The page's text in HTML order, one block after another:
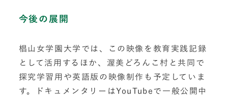
今後の展開
椙山女学園大学では、この映像を教育実践記録
として活用するほか、渥美どろんこ村と共同で
探究学習用や英語版の映像制作も予定していま
す。ドキュメンタリーはYouTubeで一般公開中